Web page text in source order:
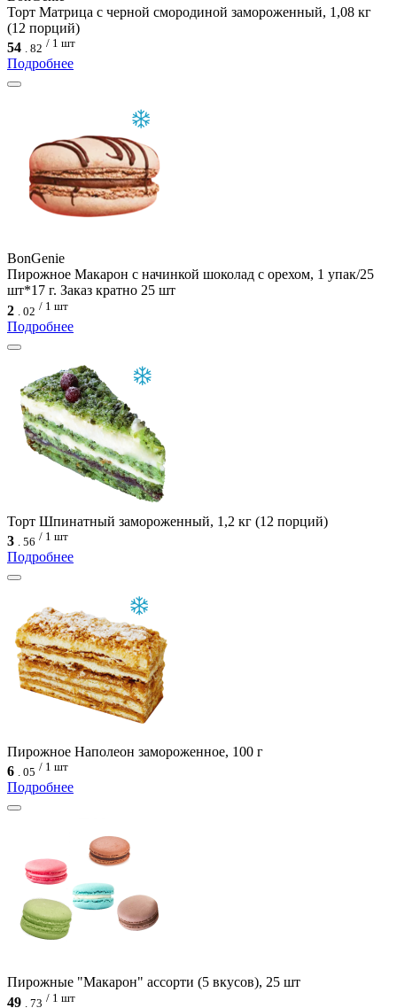
Торт Матрица с черной смородиной замороженный, 1,08 кг
(12 порций)
54 . 82 / 1 шт
Подробнее
BonGenie
Пирожное Макарон с начинкой шоколад с орехом, 1 упак/25
шт*17 г. Заказ кратно 25 шт
2
02 / 1 шт
Подробнее
Торт Шпинатный замороженный, 1,2 кг (12 порций)
3 . 56 / 1 шт
Подробнее
Пирожное Наполеон замороженное, 100 г
6 . 05 / 1 шт
Подробнее
Пирожные "Макарон" ассорти (5 вкусов), 25 шт
49
73 / 1 шт